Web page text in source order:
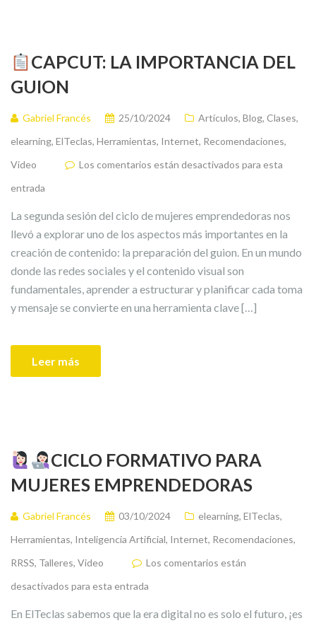
CAPCUT: LA IMPORTANCIA DEL
GUION
Gabriel Francés 25/10/2024 Artículos, Blog, Clases,
elearning, ElTeclas, Herramientas, Internet, Recomendaciones,
Video
Los comentarios están desactivados para esta
entrada
La segunda sesión del ciclo de mujeres emprendedoras nos
llevó a explorar uno de los aspectos más importantes en la
creación de contenido: la preparación del guion. En un mundo
donde las redes sociales y el contenido visual son
fundamentales, aprender a estructurar y planificar cada toma
y mensaje se convierte en una herramienta clave […]
Leer más
CICLO FORMATIVO PARA
MUJERES EMPRENDEDORAS
Gabriel Francés 03/10/2024 elearning, ElTeclas,
Herramientas, Inteligencia Artificial, Internet, Recomendaciones,
RRSS, Talleres, Video
Los comentarios están
desactivados para esta entrada
En ElTeclas sabemos que la era digital no es solo el futuro, ¡es